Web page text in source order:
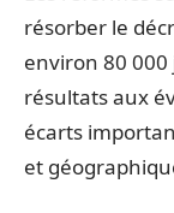
résorber le
environ 80
résultats aux
écarts
et